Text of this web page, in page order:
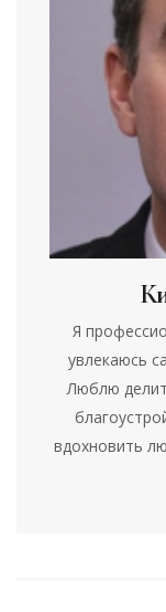
Я
увлекаюсь
Люблю
вдохновить